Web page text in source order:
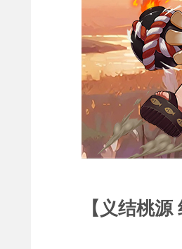
【义结桃源